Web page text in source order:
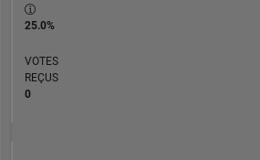
25.0%
VOTES
REÇUS
0